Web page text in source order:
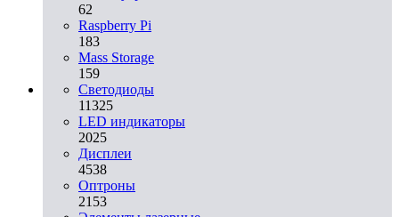
62
Raspberry Pi
183
Mass Storage
159
Светодиоды
11325
LED индикаторы
2025
Дисплеи
4538
Оптроны
2153